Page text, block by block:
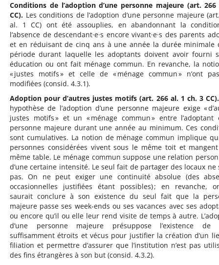
Conditions de l’adoption d’une personne majeure (art.
CC). Les conditions de l’adoption d’une personne majeure
al. 1 CC) ont été assouplies, en abandonnant la
l’absence de descendant·e·s encore vivant·e·s des parents
et en réduisant de cinq ans à une année la durée minimale
période durant laquelle les adoptants doivent avoir fourni
éducation ou ont fait ménage commun. En revanche, la
« justes motifs » et celle de « ménage commun » n’ont
modifiées (consid. 4.3.1).
Adoption pour d’autres justes motifs (art. 266 al. 1 ch. 3 CC).
hypothèse de l’adoption d’une personne majeure exige «
justes motifs » et un « ménage commun » entre
personne majeure durant une année au minimum. Ces
sont cumulatives. La notion de ménage commun implique
personnes considérées vivent sous le même toit et
même table. Le ménage commun suppose une relation
d’une certaine intensité. Le seul fait de partager des locaux ne
pas. On ne peut exiger une continuité absolue (des
occasionnelles justifiées étant possibles) ; en revanche,
saurait conclure à son existence du seul fait que la
majeure passe ses week-ends ou ses vacances avec ses
ou encore qu’il ou elle leur rend visite de temps à autre.
d’une personne majeure présuppose l’existence de
suffisamment étroits et vécus pour justifier la création d’un
filiation et permettre d’assurer que l’institution n’est pas
des fins étrangères à son but (consid. 4.3.2).